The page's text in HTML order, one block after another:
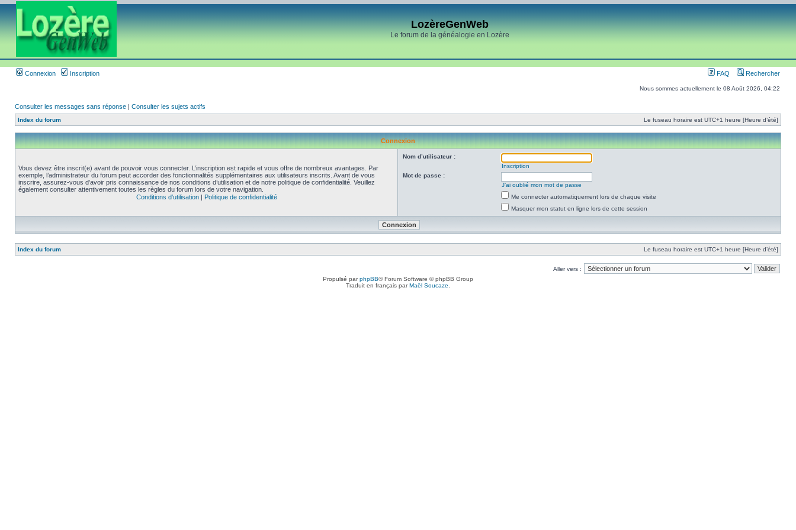
LozèreGenWeb
Le forum de la généalogie en Lozère
Connexion Inscription FAQ Rechercher
Nous sommes actuellement le 08 Août 2026, 04:22
Consulter les messages sans réponse | Consulter les sujets actifs
Index du forum Le fuseau horaire est UTC+1 heure [Heure d’été]
Connexion
Vous devez être inscrit(e) avant de pouvoir vous connecter. L’inscription est rapide et vous offre de nombreux avantages. Par
exemple, l’administrateur du forum peut accorder des fonctionnalités supplémentaires aux utilisateurs inscrits. Avant de vous
inscrire, assurez-vous d’avoir pris connaissance de nos conditions d’utilisation et de notre politique de confidentialité. Veuillez
également consulter attentivement toutes les règles du forum lors de votre navigation.
Conditions d’utilisation| Politique de confidentialité
Nom d’utilisateur :
Inscription
Mot de passe :
J’ai oublié mon mot de passe
Me connecter automatiquement lors de chaque visite
Masquer mon statut en ligne lors de cette session
Index du forum Le fuseau horaire est UTC+1 heure [Heure d’été]
Aller vers :
Propulsé parphpBB® Forum Software © phpBB Group
Traduit en français parMaël Soucaze